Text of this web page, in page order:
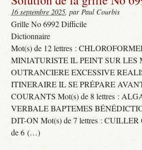
16 septembre 2025, par Paul Courbis
Grille No 6992 Difficile
Dictionnaire
Mot(s) de 12 lettres :
MINIATURISTE IL PEINT SUR LES
OUTRANCIERE EXCESSIVE
ITINERAIRE IL SE PRÉPARE
COURANTS Mot(s) de 8 lettres :
VERBALE BAPTEMES
DIT-ON Mot(s) de 7 lettres :
de 6 (…)